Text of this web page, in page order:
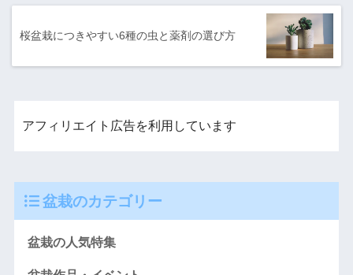
桜盆栽につきやすい6種の虫と薬剤の選び方
アフィリエイト広告を利用しています
盆栽のカテゴリー
盆栽の人気特集